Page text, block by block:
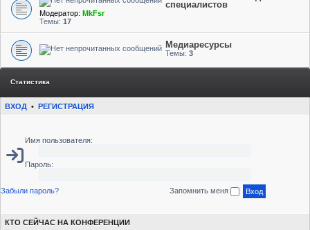
специалистов
Модератор: MkFsr
Темы: 17
Медиаресурсы
Темы: 3
Статистика
ВХОД • РЕГИСТРАЦИЯ
Имя пользователя:
Пароль:
Забыли пароль? Запомнить меня
КТО СЕЙЧАС НА КОНФЕРЕНЦИИ